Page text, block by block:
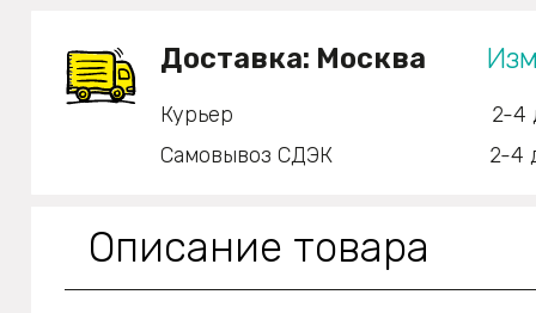
Доставка: Москва
Курьер
2-4
Самовывоз СДЭК
2-4
Описание товара